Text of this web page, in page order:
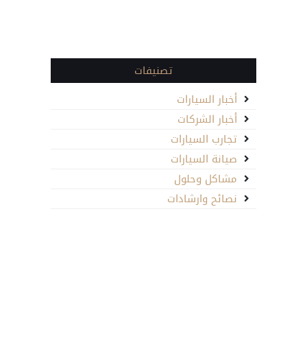
تصنيفات
أخبار السيارات
أخبار الشركات
تجارب السيارات
صيانة السيارات
مشاكل وحلول
نصائح وارشادات